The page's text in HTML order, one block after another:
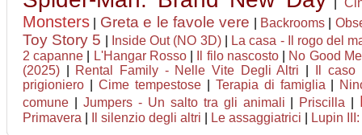
|
Monsters Greta e le favole vere Backrooms
Toy Story 5 Inside Out (NO 3D)|
La casa - Il rogo del
2 capanne
L'Hangar Rosso| Il filo nascosto|
No Good
(2025)
Rental Family - Nelle Vite Degli Altri
Il caso
prigioniero
Cime tempestose| Terapia di famiglia
comune
Jumpers - Un salto tra gli animali Priscilla
Primavera Il silenzio degli altri Le assaggiatrici Lupin